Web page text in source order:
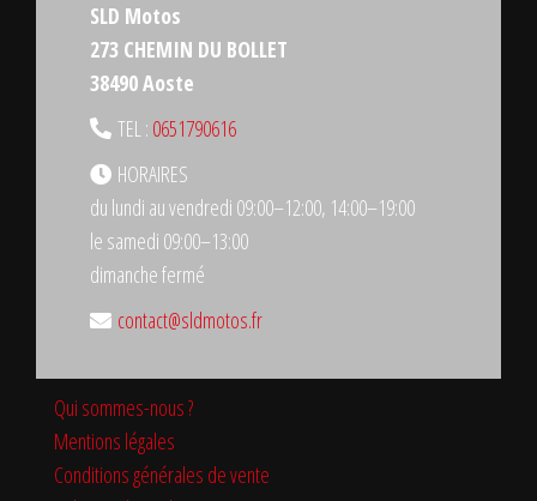
SLD Motos
273 CHEMIN DU BOLLET
38490 Aoste
TEL : 0651790616
HORAIRES
du lundi au vendredi 09:00–12:00, 14:00–19:00
le samedi 09:00–13:00
dimanche fermé
contact@sldmotos.fr
Qui sommes-nous ?
Mentions légales
Conditions générales de vente